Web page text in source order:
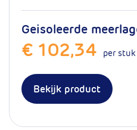
Geisoleerde
€ 102,34 per stuk
Bekijk product